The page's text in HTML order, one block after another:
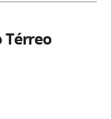
Térreo